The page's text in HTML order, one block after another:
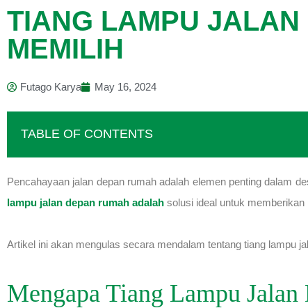
TIANG LAMPU JALAN
MEMILIH
Futago Karya May 16, 2024
TABLE OF CONTENTS
Pencahayaan jalan depan rumah adalah elemen penting dalam
lampu jalan depan rumah adalah solusi ideal untuk
Artikel ini akan mengulas secara mendalam tentang tiang lampu
Mengapa Tiang Lampu Jalan